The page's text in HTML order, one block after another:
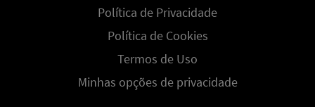
Política de Privacidade
Política de Cookies
Termos de Uso
Minhas opções de privacidade